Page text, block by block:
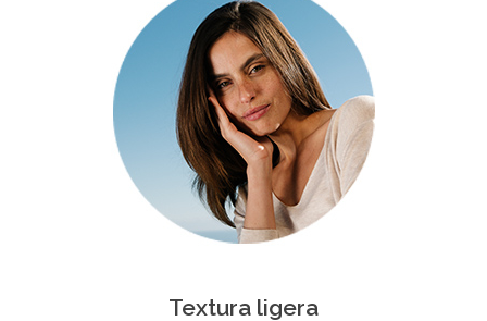
Textura ligera